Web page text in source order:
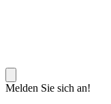
Melden Sie sich an!